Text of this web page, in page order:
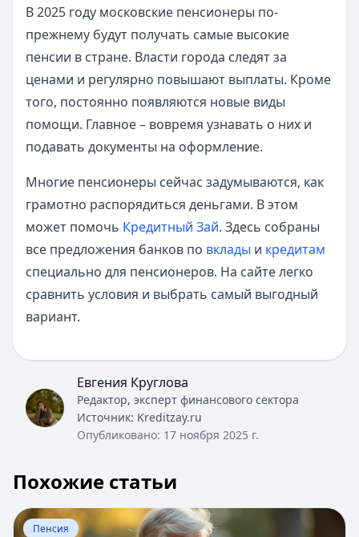
В 2025 году московские пенсионеры по-
прежнему будут получать самые высокие
пенсии в стране. Власти города следят за
ценами и регулярно повышают выплаты. Кроме
того, постоянно появляются новые виды
помощи. Главное – вовремя узнавать о них и
подавать документы на оформление.
Многие пенсионеры сейчас задумываются, как
грамотно распорядиться деньгами. В этом
может помочь Кредитный Зай. Здесь собраны
все предложения банков по вклады и кредитам
специально для пенсионеров. На сайте легко
сравнить условия и выбрать самый выгодный
вариант.
Евгения Круглова
Редактор, эксперт финансового сектора
Источник: Kreditzay.ru
Опубликовано: 17 ноября 2025 г.
Похожие статьи
Перейти к статье: Образец заявления о назначении
Пенсия